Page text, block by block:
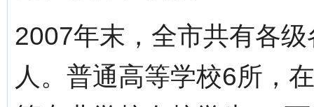
2007年末，全市共有各
人。普通高等学校6所，